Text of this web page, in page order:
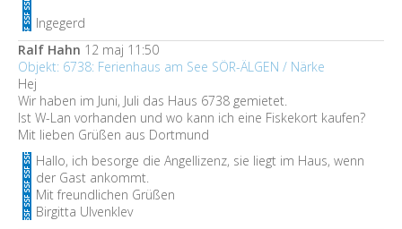
Ingegerd
Ralf Hahn 12 maj 11:50
Objekt: 6738: Ferienhaus am See SÖR-ÄLGEN / Närke
Hej
Wir haben im Juni, Juli das Haus 6738 gemietet.
Ist W-Lan vorhanden und wo kann ich eine Fiskekort kaufen?
Mit lieben Grüßen aus Dortmund
Hallo, ich besorge die Angellizenz, sie liegt im Haus, wenn
der Gast ankommt.
Mit freundlichen Grüßen
Birgitta Ulvenklev